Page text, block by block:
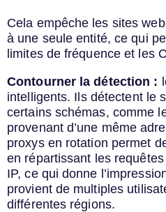
Cela empêche les sites
à une seule entité, ce qui
limites de fréquence et les
Contourner la détection :
intelligents. Ils détectent le
certains schémas, comme
provenant d’une même
proxys en rotation permet
en répartissant les
IP, ce qui donne
provient de multiples
différentes régions.